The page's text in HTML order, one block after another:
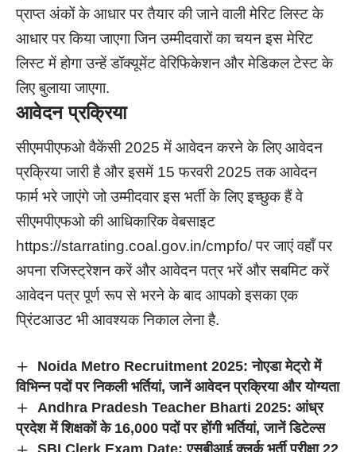
प्राप्त अंकों के आधार पर तैयार की जाने वाली मेरिट लिस्ट के
आधार पर किया जाएगा जिन उम्मीदवारों का चयन इस मेरिट
लिस्ट में होगा उन्हें डॉक्यूमेंट वेरिफिकेशन और मेडिकल टेस्ट के
लिए बुलाया जाएगा.
आवेदन प्रक्रिया
सीएमपीएफओ वैकेंसी 2025 में आवेदन करने के लिए आवेदन
प्रक्रिया जारी है और इसमें 15 फरवरी 2025 तक आवेदन
फार्म भरे जाएंगे जो उम्मीदवार इस भर्ती के लिए इच्छुक हैं वे
सीएमपीएफओ की आधिकारिक वेबसाइट
https://starrating.coal.gov.in/cmpfo/ पर जाएं वहाँ पर
अपना रजिस्ट्रेशन करें और आवेदन पत्र भरें और सबमिट करें
आवेदन पत्र पूर्ण रूप से भरने के बाद आपको इसका एक
प्रिंटआउट भी आवश्यक निकाल लेना है.
Noida Metro Recruitment 2025: नोएडा मेट्रो में
विभिन्न पदों पर निकली भर्तियां, जानें आवेदन प्रक्रिया और योग्यता
Andhra Pradesh Teacher Bharti 2025: आंध्र
प्रदेश में शिक्षकों के 16,000 पदों पर होंगी भर्तियां, जानें डिटेल्स